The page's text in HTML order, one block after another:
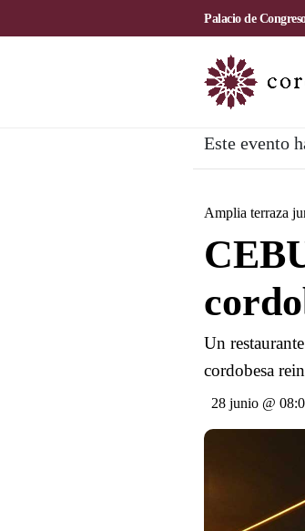
Palacio de
Este evento
Amplia terraza
Un
cordobesa
28 junio @